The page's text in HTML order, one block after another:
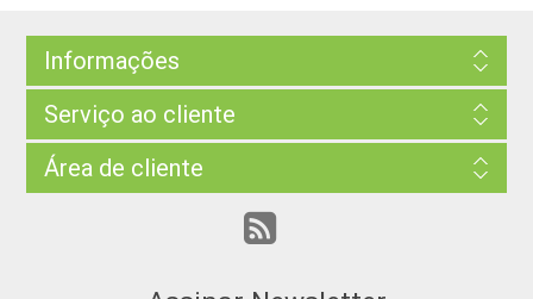
Informações
Serviço ao cliente
Área de cliente